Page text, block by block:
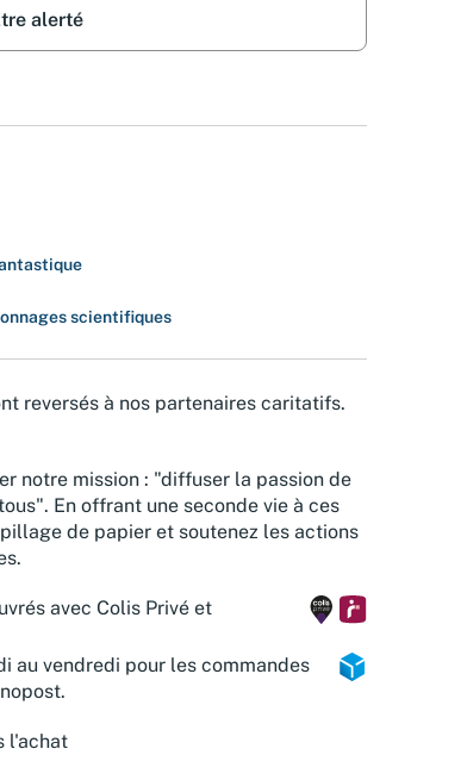
alerté
scientifiques
reversés à nos partenaires caritatifs.
notre mission : "diffuser la passion de
En offrant une seconde vie à ces
de papier et soutenez les actions
avec Colis Privé et
au vendredi pour les commandes
l'achat